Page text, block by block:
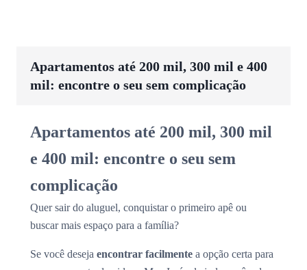
Apartamentos até 200 mil, 300 mil e 400
mil: encontre o seu sem complicação
Apartamentos até 200 mil, 300 mil
e 400 mil: encontre o seu sem
complicação
Quer sair do aluguel, conquistar o primeiro apê ou
buscar mais espaço para a família?
Se você deseja encontrar facilmente a opção certa para